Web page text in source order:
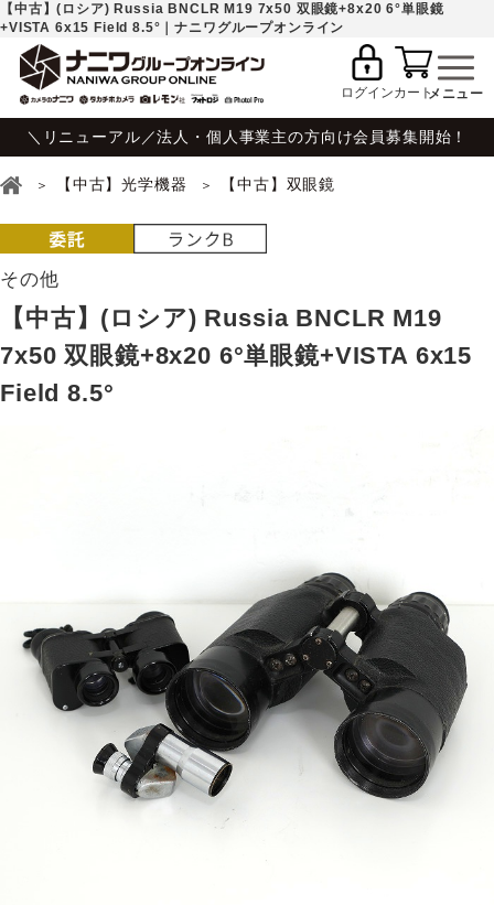
【中古】(ロシア) Russia BNCLR M19 7x50 双眼鏡+8x20 6°単眼鏡
+VISTA 6x15 Field 8.5°｜ナニワグループオンライン
ログインカート
＼リニューアル／法人・個人事業主の方向け会員募集開始！
【中古】光学機器 【中古】双眼鏡
その他
【中古】(ロシア) Russia BNCLR M19
7x50 双眼鏡+8x20 6°単眼鏡+VISTA 6x15
Field 8.5°